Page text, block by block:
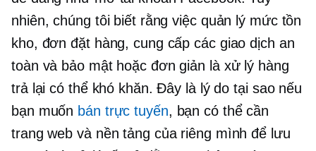
nhiên, chúng tôi biết rằng việc quản lý mức tồn
kho, đơn đặt hàng, cung cấp các giao dịch an
toàn và bảo mật hoặc đơn giản là xử lý hàng
trả lại có thể khó khăn. Đây là lý do tại sao nếu
bạn muốn bán trực tuyến, bạn có thể cần
trang web và nền tảng của riêng mình để lưu